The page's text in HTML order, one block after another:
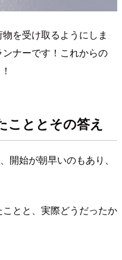
を受け取るようにしま
ナーです！これからの
こととその答え
開始が朝早いのもあり、
とと、実際どうだったか